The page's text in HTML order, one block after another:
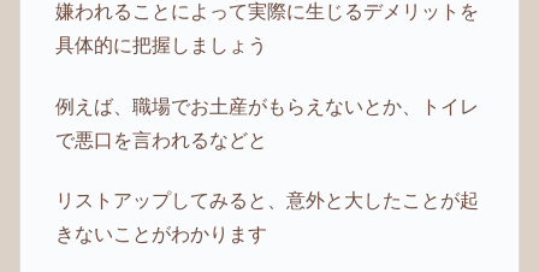
嫌われることによって実際に生じるデメリットを
具体的に把握しましょう
例えば、職場でお土産がもらえないとか、トイレ
で悪口を言われるなどと
リストアップしてみると、意外と大したことが起
きないことがわかります